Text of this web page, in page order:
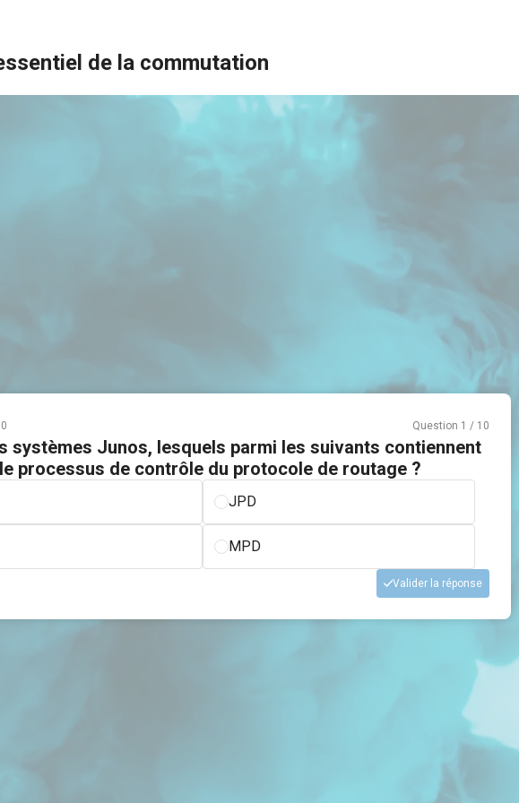
de la commutation
0 Question 1 / 10
systèmes Junos, lesquels parmi les suivants contiennent
le processus de contrôle du protocole de routage ?
JPD
MPD
Valider la réponse